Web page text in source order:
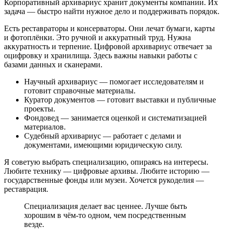
Корпоративный архивариус хранит документы компании. Их
задача — быстро найти нужное дело и поддерживать порядок.
Есть реставраторы и консерваторы. Они лечат бумаги, карты
и фотоплёнки. Это ручной и аккуратный труд. Нужна
аккуратность и терпение. Цифровой архивариус отвечает за
оцифровку и хранилища. Здесь важны навыки работы с
базами данных и сканерами.
Научный архивариус — помогает исследователям и
готовит справочные материалы.
Куратор документов — готовит выставки и публичные
проекты.
Фондовед — занимается оценкой и систематизацией
материалов.
Судебный архивариус — работает с делами и
документами, имеющими юридическую силу.
Я советую выбрать специализацию, опираясь на интересы.
Любите технику — цифровые архивы. Любите историю —
государственные фонды или музеи. Хочется рукоделия —
реставрация.
Специализация делает вас ценнее. Лучше быть
хорошим в чём-то одном, чем посредственным
везде.